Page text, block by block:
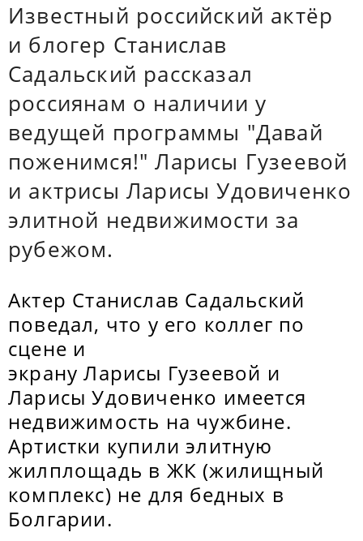
Известный российский актёр
и блогер Станислав
Садальский рассказал
россиянам о наличии у
ведущей программы "Давай
поженимся!" Ларисы Гузеевой
и актрисы Ларисы Удовиченко
элитной недвижимости за
рубежом.
Актер Станислав Садальский
поведал, что у его коллег по
сцене и
экрану Ларисы Гузеевой и
Ларисы Удовиченко имеется
недвижимость на чужбине.
Артистки купили элитную
жилплощадь в ЖК (жилищный
комплекс) не для бедных в
Болгарии.